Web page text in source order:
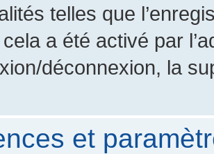
telles que
a été activé par
déconnexion, la
et